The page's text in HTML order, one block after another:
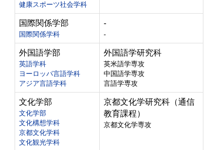
健康スポーツ社会学科
国際関係学部
国際関係学科
-
-
外国語学部
英語学科
ヨーロッパ言語学科
アジア言語学科
外国語学研究科
英米語学専攻
中国語学専攻
言語学専攻
文化学部
文化学部
文化構想学科
京都文化学科
文化観光学科
京都文化学研究科（通信
教育課程）
京都文化学専攻